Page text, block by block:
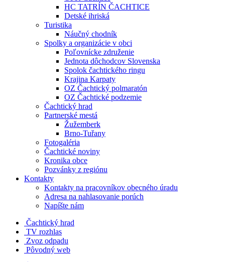
HC TATRÍN ČACHTICE
Detské ihriská
Turistika
Náučný chodník
Spolky a organizácie v obci
Poľovnícke združenie
Jednota dôchodcov Slovenska
Spolok čachtického ringu
Krajina Karpaty
OZ Čachtický polmaratón
OZ Čachtické podzemie
Čachtický hrad
Partnerské mestá
Žužemberk
Brno-Tuřany
Fotogaléria
Čachtické noviny
Kronika obce
Pozvánky z regiónu
Kontakty
Kontakty na pracovníkov obecného úradu
Adresa na nahlasovanie porúch
Napíšte nám
Čachtický hrad
TV rozhlas
Zvoz odpadu
Pôvodný web